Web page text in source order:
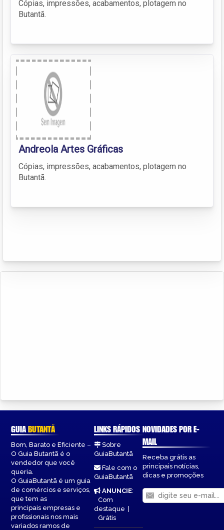
Cópias, impressões, acabamentos, plotagem no
Butantã.
Andreola Artes Gráficas
Cópias, impressões, acabamentos, plotagem no
Butantã.
GUIABUTANTÃ
Bom, Barato e Eficiente –
O Guia Butantã é o
vendedor que você
queria.
O GuiaButantã é um guia
de comércios e serviços,
que tem as
principais empresas e
profissionais nos mais
variados ramos de
LINKS RÁPIDOS
Sobre
GuiaButantã
Fale com o
GuiaButantã
ANUNCIE:
Com
destaque|
Grátis
NOVIDADES POR E-
MAIL
Receba grátis as
principais notícias,
dicas e promoções